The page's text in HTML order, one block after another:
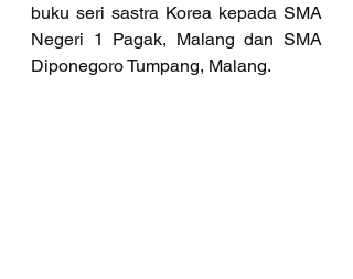
buku seri sastra Korea kepada SMA
Negeri 1 Pagak, Malang dan SMA
Diponegoro Tumpang, Malang.